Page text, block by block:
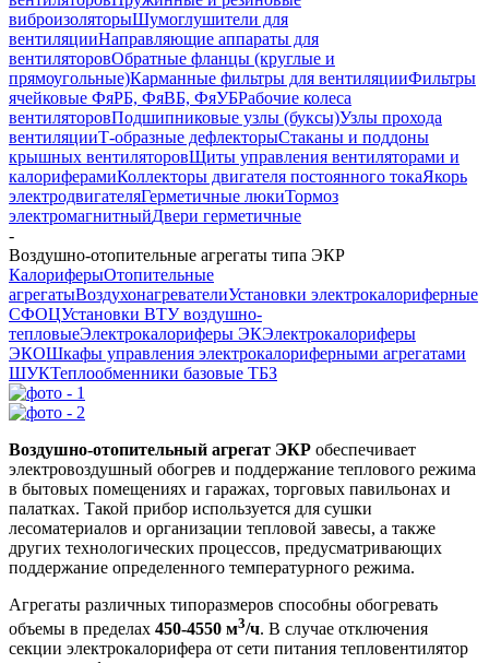
виброизоляторыШумоглушители для
вентиляцииНаправляющие аппараты для
вентиляторовОбратные фланцы (круглые и
прямоугольные)Карманные фильтры для вентиляцииФильтры
ячейковые ФяРБ, ФяВБ, ФяУБРабочие колеса
вентиляторовПодшипниковые узлы (буксы)Узлы прохода
вентиляцииТ-образные дефлекторыСтаканы и поддоны
крышных вентиляторовЩиты управления вентиляторами и
калориферамиКоллекторы двигателя постоянного токаЯкорь
электродвигателяГерметичные люкиТормоз
электромагнитныйДвери герметичные
-
Воздушно-отопительные агрегаты типа ЭКР
КалориферыОтопительные
агрегатыВоздухонагревателиУстановки электрокалориферные
СФОЦУстановки ВТУ воздушно-
тепловыеЭлектрокалориферы ЭКЭлектрокалориферы
ЭКОШкафы управления электрокалориферными агрегатами
ШУКТеплообменники базовые ТБЗ
Воздушно-отопительный агрегат ЭКР обеспечивает
электровоздушный обогрев и поддержание теплового режима
в бытовых помещениях и гаражах, торговых павильонах и
палатках. Такой прибор используется для сушки
лесоматериалов и организации тепловой завесы, а также
других технологических процессов, предусматривающих
поддержание определенного температурного режима.
Агрегаты различных типоразмеров способны обогревать
объемы в пределах 450-4550 м3/ч. В случае отключения
секции электрокалорифера от сети питания тепловентилятор